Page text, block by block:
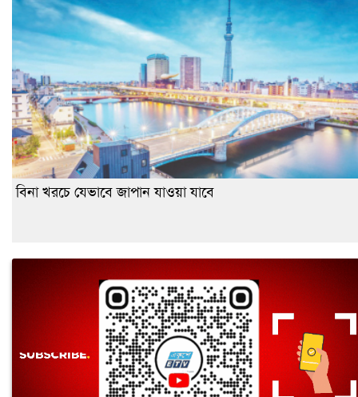
বিনা খরচে যেভাবে জাপান যাওয়া যাবে